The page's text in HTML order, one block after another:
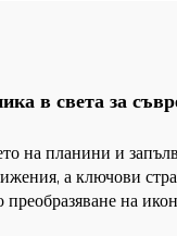
в света за
на планини и
а ключови
на